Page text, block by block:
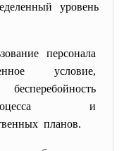
уровень
персонала
условие,
бесперебойность
и
планов.